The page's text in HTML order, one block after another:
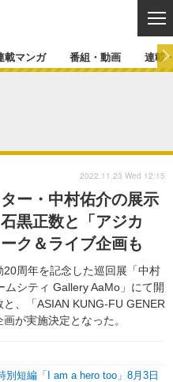
マンガ
イベント
コスプレ
新帝スタ
カバー
連載一覧
ラジオ
コラム
載マンガ 番組・動画 連載
ー・中村佑介の展示
黒正数と「アジカ
ク＆ライブ企画も
周年を記念した巡回展「中村
シティ Gallery AaMo」にて開
、「ASIAN KUNG-FU GENER
が実施決定となった。
別短編「I am a hero too」8月3日
2022.11.23 Wed 12:15